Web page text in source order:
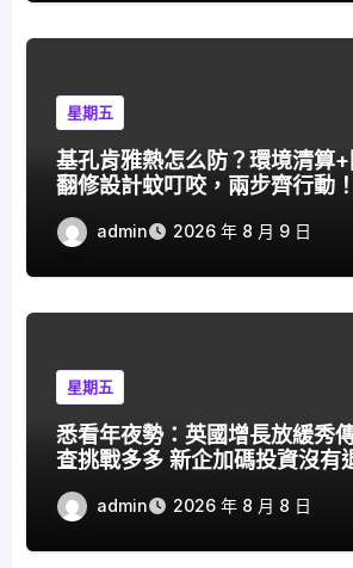
星期五
基孔肯雅熱怎么防？環境清算
翻修設計蚊叮咬，兩步齊行動！
admin 2026 年 8 月 9 日
星期五
悉看年夜勢：英國增長放緩秀
查挑戰多多 新企加碼投資沒有
admin 2026 年 8 月 8 日